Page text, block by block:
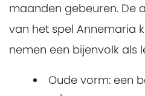
maanden gebeuren. De
van het spel Annemaria
nemen een bijenvolk als
Oude vorm: een